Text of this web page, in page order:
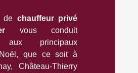
de chauffeur privé
vous conduit
aux principaux
que ce soit à
Château-Thierry